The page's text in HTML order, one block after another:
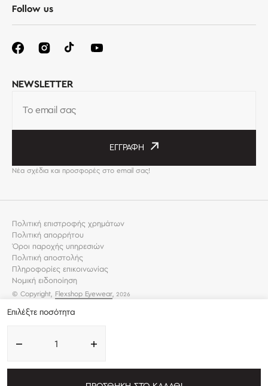
Επιλέξτε ποσότητα
NEWSLETTER
Το email σας
ΕΓΓΡΑΦΉ
Νέα σχέδια και προσφορές στο email σας!
Follow us
Πολιτική επιστροφής χρημάτων
Πολιτική απορρήτου
Όροι παροχής υπηρεσιών
Πολιτική αποστολής
Πληροφορίες επικοινωνίας
Νομική ειδοποίηση
© Copyright, Flexshop Eyewear, 2026